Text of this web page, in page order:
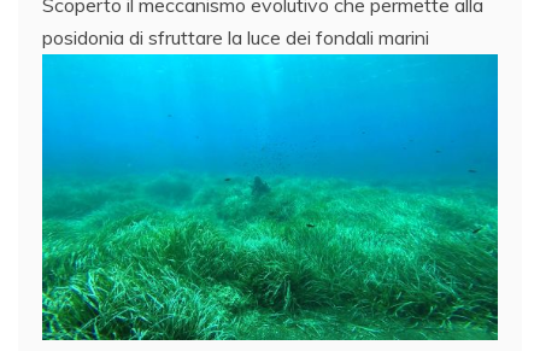
Scoperto il meccanismo evolutivo che permette alla
posidonia di sfruttare la luce dei fondali marini